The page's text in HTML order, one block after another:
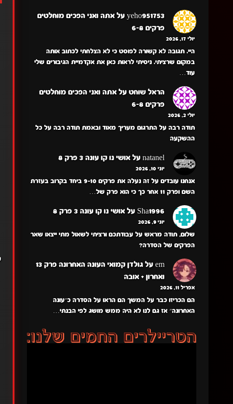
yeho951753 עלאתה ואני הפכים מוחלטים
פרקים 6-8
יולי 17, 2026
היי. תגובה לא קשורה לפוסט כי לא הצלחתי לכתוב אותה
במקום שרציתי. ניסיתי לראות כאן את אקדמיית הגיבורים שלי
עוד…
הראל שוחט עלאתה ואני הפכים מוחלטים
פרקים 6-8
יולי 2, 2026
תודה רבה על התרגום מעריך מאוד ובאמת תודה רבה על כל
ההשקעה
natanel עלאושי נו קו עונה 3 פרק 8
יוני 10, 2026
אנחנו עובדים על זה נעלה את פרקים 9-10 ביחד בקרוב בעזרת
השם ופרק 11 אחר כך כי הוא פרק של…
Sha1996 עלאושי נו קו עונה 3 פרק 8
יוני 9, 2026
שלום, תודה מראש על עבודתכם ורציתי לשאול מתי ייצאו שאר
הפרקים של הסדרה?
em על
גולדן קמואי העונה האחרונה פרק 13
ואחרון + אובה
אפריל 11, 2026
הם הכריזו כבר על המשך הם הראו על הסדרה כ״עונה
האחרונה״ אז גם לנו לא היה ממש מושג לפי הבנתי…